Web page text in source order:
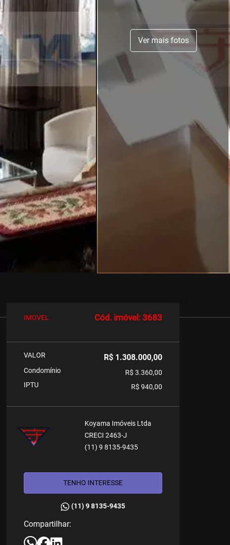
Ver mais fotos
IMOVEL Cód. imóvel: 3683
VALOR R$ 1.308.000,00
Condomínio
R$ 3.360,00
IPTU
R$ 940,00
Koyama Imóveis Ltda
CRECI 2463-J
(11) 9 8135-9435
TENHO INTERESSE
(11) 9 8135-9435
Compartilhar: